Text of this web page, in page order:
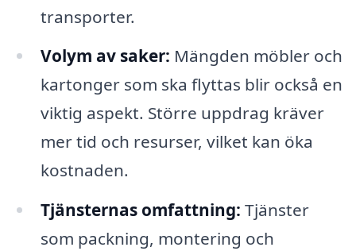
transporter.
Volym av saker: Mängden möbler och
kartonger som ska flyttas blir också en
viktig aspekt. Större uppdrag kräver
mer tid och resurser, vilket kan öka
kostnaden.
Tjänsternas omfattning: Tjänster
som packning, montering och